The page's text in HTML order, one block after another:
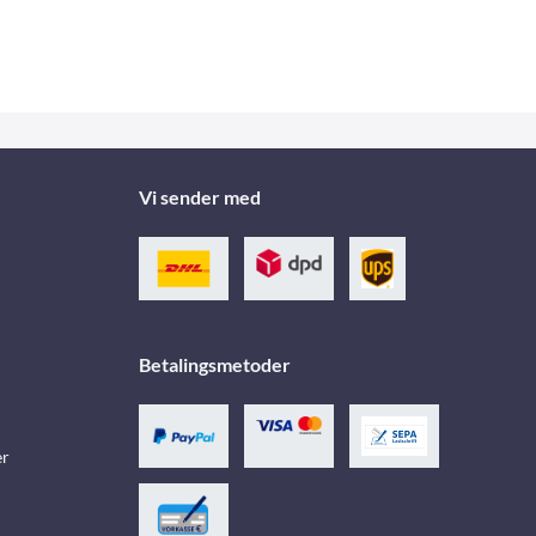
Vi sender med
Betalingsmetoder